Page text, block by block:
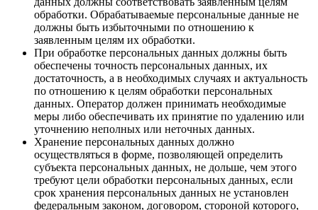
обработки. Обрабатываемые персональные данные не
должны быть избыточными по отношению к
заявленным целям их обработки.
При обработке персональных данных должны быть
обеспечены точность персональных данных, их
достаточность, а в необходимых случаях и актуальность
по отношению к целям обработки персональных
данных. Оператор должен принимать необходимые
меры либо обеспечивать их принятие по удалению или
уточнению неполных или неточных данных.
Хранение персональных данных должно
осуществляться в форме, позволяющей определить
субъекта персональных данных, не дольше, чем этого
требуют цели обработки персональных данных, если
срок хранения персональных данных не установлен
федеральным законом, договором, стороной которого,